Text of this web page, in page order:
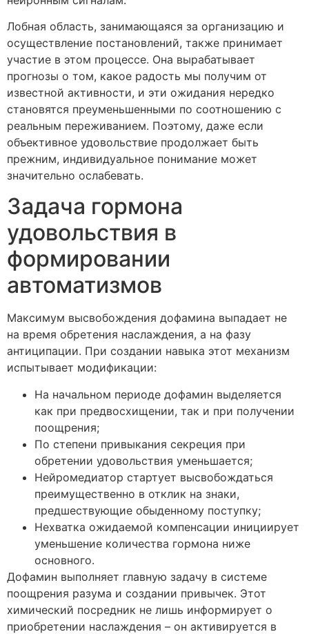
Лобная область, занимающаяся за организацию и
осуществление постановлений, также принимает
участие в этом процессе. Она вырабатывает
прогнозы о том, какое радость мы получим от
известной активности, и эти ожидания нередко
становятся преуменьшенными по соотношению с
реальным переживанием. Поэтому, даже если
объективное удовольствие продолжает быть
прежним, индивидуальное понимание может
значительно ослабевать.
Задача гормона
удовольствия в
формировании
автоматизмов
Максимум высвобождения дофамина выпадает не
на время обретения наслаждения, а на фазу
антиципации. При создании навыка этот механизм
испытывает модификации:
На начальном периоде дофамин выделяется
как при предвосхищении, так и при получении
поощрения;
По степени привыкания секреция при
обретении удовольствия уменьшается;
Нейромедиатор стартует высвобождаться
преимущественно в отклик на знаки,
предшествующие обыденному поступку;
Нехватка ожидаемой компенсации инициирует
уменьшение количества гормона ниже
основного.
Дофамин выполняет главную задачу в системе
поощрения разума и создании привычек. Этот
химический посредник не лишь информирует о
приобретении наслаждения – он активируется в